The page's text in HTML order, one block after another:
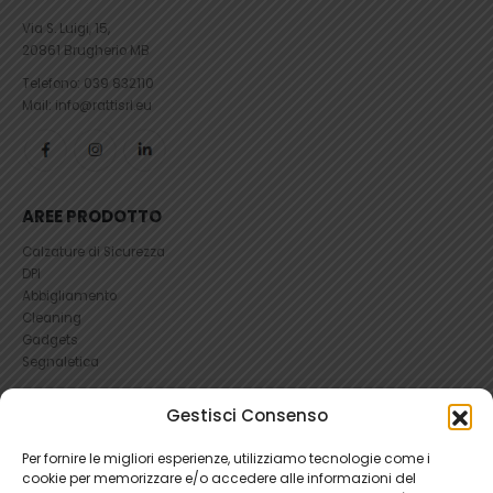
Gestisci Consenso
Per fornire le migliori esperienze, utilizziamo tecnologie come i
cookie per memorizzare e/o accedere alle informazioni del
Via S. Luigi, 15,
20861 Brugherio MB
Telefono: 039 832110
Mail: info@rattisrl.eu
AREE PRODOTTO
Calzature di Sicurezza
DPI
Abbigliamento
Cleaning
Gadgets
Segnaletica
RICHIEDI UN RESO
Condizioni e Resi